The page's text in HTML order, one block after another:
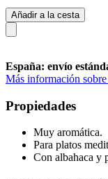
Añadir a la cesta
España: envío
Más información
Propiedades
Muy aromática.
Para platos
Con albahaca y